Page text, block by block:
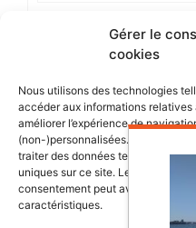
Gérer le
cookies
Nous utilisons des technologies
accéder aux informations
améliorer l’expérience de
(non-)personnalisées. Consentir
traiter des données telles que le
uniques sur ce site. Le fait de ne
consentement peut avoir un effet
caractéristiques.
13 novembre
Bonjour
Merci pour toutes
Que penses tu de